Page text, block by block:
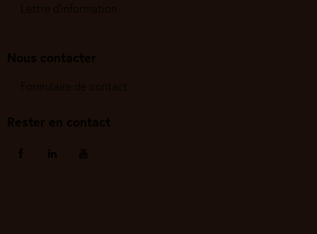
Lettre d'information
Nous contacter
Formulaire de contact
Rester en contact